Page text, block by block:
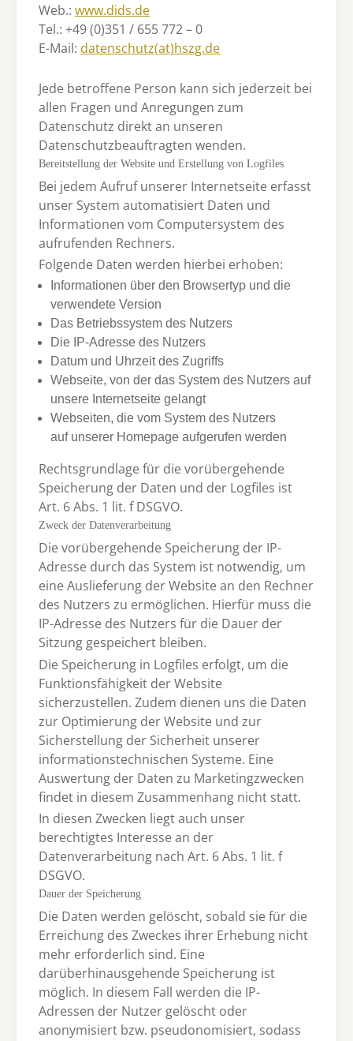
Web.: www.dids.de
Tel.: +49 (0)351 / 655 772 – 0
E-Mail: datenschutz(at)hszg.de
Jede betroffene Person kann sich jederzeit bei
allen Fragen und Anregungen zum
Datenschutz direkt an unseren
Datenschutzbeauftragten wenden.
Bereitstellung der Website und Erstellung von Logfiles
Bei jedem Aufruf unserer Internetseite erfasst
unser System automatisiert Daten und
Informationen vom Computersystem des
aufrufenden Rechners.
Folgende Daten werden hierbei erhoben:
Informationen über den Browsertyp und die
verwendete Version
Das Betriebssystem des Nutzers
Die IP-Adresse des Nutzers
Datum und Uhrzeit des Zugriffs
Webseite, von der das System des Nutzers auf
unsere Internetseite gelangt
Webseiten, die vom System des Nutzers
auf unserer Homepage aufgerufen werden
Rechtsgrundlage für die vorübergehende
Speicherung der Daten und der Logfiles ist
Art. 6 Abs. 1 lit. f DSGVO.
Zweck der Datenverarbeitung
Die vorübergehende Speicherung der IP-
Adresse durch das System ist notwendig, um
eine Auslieferung der Website an den Rechner
des Nutzers zu ermöglichen. Hierfür muss die
IP-Adresse des Nutzers für die Dauer der
Sitzung gespeichert bleiben.
Die Speicherung in Logfiles erfolgt, um die
Funktionsfähigkeit der Website
sicherzustellen. Zudem dienen uns die Daten
zur Optimierung der Website und zur
Sicherstellung der Sicherheit unserer
informationstechnischen Systeme. Eine
Auswertung der Daten zu Marketingzwecken
findet in diesem Zusammenhang nicht statt.
In diesen Zwecken liegt auch unser
berechtigtes Interesse an der
Datenverarbeitung nach Art. 6 Abs. 1 lit. f
DSGVO.
Dauer der Speicherung
Die Daten werden gelöscht, sobald sie für die
Erreichung des Zweckes ihrer Erhebung nicht
mehr erforderlich sind. Eine
darüberhinausgehende Speicherung ist
möglich. In diesem Fall werden die IP-
Adressen der Nutzer gelöscht oder
anonymisiert bzw. pseudonomisiert, sodass